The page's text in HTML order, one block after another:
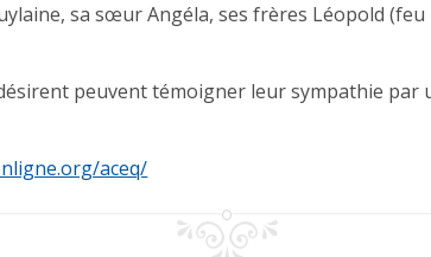
sa sœur Angéla, ses frères Léopold
peuvent témoigner leur sympathie par
aceq/